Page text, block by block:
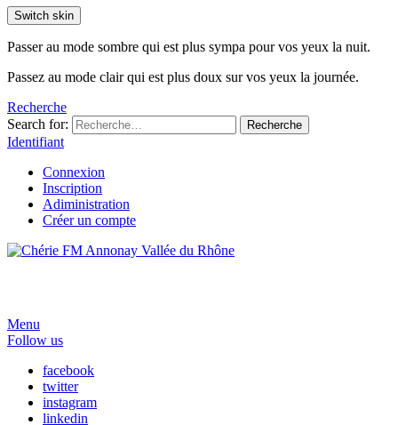
Switch skin
Passer au mode sombre qui est plus sympa pour vos yeux la nuit.
Passez au mode clair qui est plus doux sur vos yeux la journée.
Recherche
Search for:
Recherche
Identifiant
Connexion
Inscription
Adiministration
Créer un compte
Menu
Follow us
facebook
twitter
instagram
linkedin